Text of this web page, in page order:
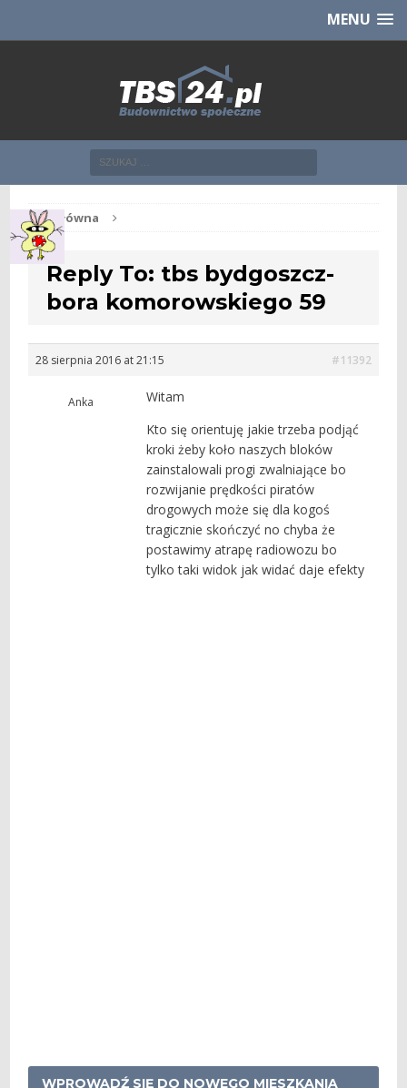
CHCĘ [klik]MENU
Str. główna
Reply To: tbs bydgoszcz-
bora komorowskiego 59
28 sierpnia 2016 at 21:15 #11392
Anka
Witam
Kto się orientuję jakie trzeba podjąć
kroki żeby koło naszych bloków
zainstalowali progi zwalniające bo
rozwijanie prędkości piratów
drogowych może się dla kogoś
tragicznie skończyć no chyba że
postawimy atrapę radiowozu bo
tylko taki widok jak widać daje efekty
WPROWADŹ SIĘ DO NOWEGO MIESZKANIA